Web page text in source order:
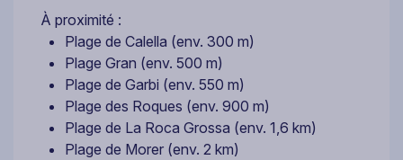
À proximité :
Plage de Calella (env. 300 m)
Plage Gran (env. 500 m)
Plage de Garbi (env. 550 m)
Plage des Roques (env. 900 m)
Plage de La Roca Grossa (env. 1,6 km)
Plage de Morer (env. 2 km)